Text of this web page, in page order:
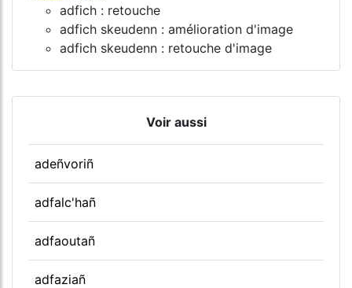
adfich : retouche
adfich skeudenn : amélioration d'image
adfich skeudenn : retouche d'image
Voir aussi
adeñvoriñ
adfalc'hañ
adfaoutañ
adfaziañ